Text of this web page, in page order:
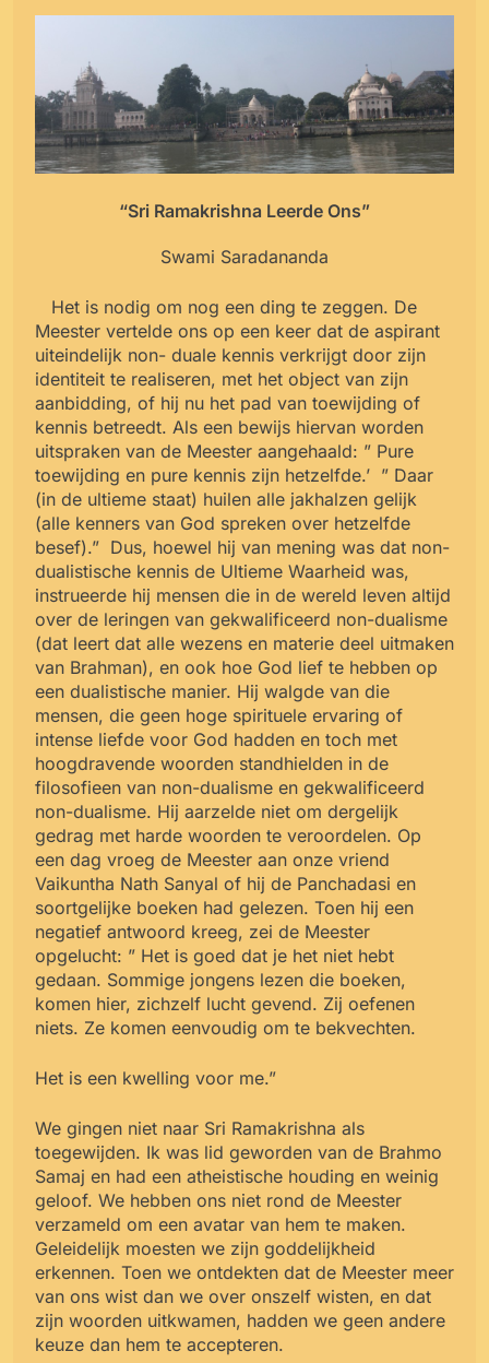
“Sri Ramakrishna Leerde Ons”
Swami Saradananda
Het is nodig om nog een ding te zeggen. De
Meester vertelde ons op een keer dat de aspirant
uiteindelijk non- duale kennis verkrijgt door zijn
identiteit te realiseren, met het object van zijn
aanbidding, of hij nu het pad van toewijding of
kennis betreedt. Als een bewijs hiervan worden
uitspraken van de Meester aangehaald: ” Pure
toewijding en pure kennis zijn hetzelfde.’ ” Daar
(in de ultieme staat) huilen alle jakhalzen gelijk
(alle kenners van God spreken over hetzelfde
besef).” Dus, hoewel hij van mening was dat non-
dualistische kennis de Ultieme Waarheid was,
instrueerde hij mensen die in de wereld leven altijd
over de leringen van gekwalificeerd non-dualisme
(dat leert dat alle wezens en materie deel uitmaken
van Brahman), en ook hoe God lief te hebben op
een dualistische manier. Hij walgde van die
mensen, die geen hoge spirituele ervaring of
intense liefde voor God hadden en toch met
hoogdravende woorden standhielden in de
filosofieen van non-dualisme en gekwalificeerd
non-dualisme. Hij aarzelde niet om dergelijk
gedrag met harde woorden te veroordelen. Op
een dag vroeg de Meester aan onze vriend
Vaikuntha Nath Sanyal of hij de Panchadasi en
soortgelijke boeken had gelezen. Toen hij een
negatief antwoord kreeg, zei de Meester
opgelucht: ” Het is goed dat je het niet hebt
gedaan. Sommige jongens lezen die boeken,
komen hier, zichzelf lucht gevend. Zij oefenen
niets. Ze komen eenvoudig om te bekvechten.
Het is een kwelling voor me.”
We gingen niet naar Sri Ramakrishna als
toegewijden. Ik was lid geworden van de Brahmo
Samaj en had een atheistische houding en weinig
geloof. We hebben ons niet rond de Meester
verzameld om een avatar van hem te maken.
Geleidelijk moesten we zijn goddelijkheid
erkennen. Toen we ontdekten dat de Meester meer
van ons wist dan we over onszelf wisten, en dat
zijn woorden uitkwamen, hadden we geen andere
keuze dan hem te accepteren.